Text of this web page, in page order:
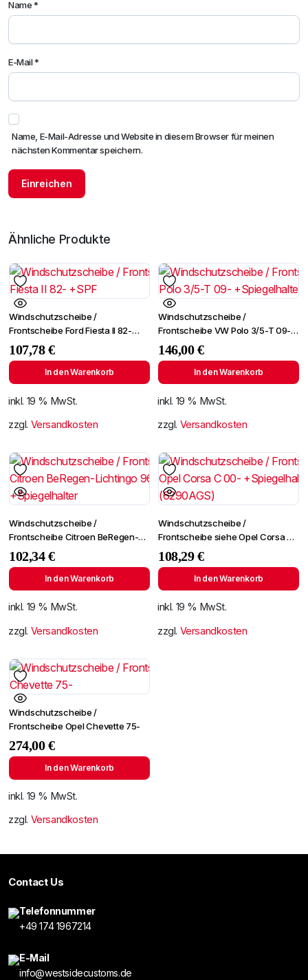
Name*
E-Mail*
Name, E-Mail-Adresse und Website in diesem Browser für meinen
nächsten Kommentar speichern.
Ähnliche Produkte
Windschutzscheibe /
Frontscheibe Ford Fiesta II 82-
+SPF
107,78€
In den Warenkorb
inkl. 19 % MwSt.
zzgl. Versandkosten
Windschutzscheibe /
Frontscheibe VW Polo 3/5-T 09-
+Spiegelhalter
146,00€
In den Warenkorb
inkl. 19 % MwSt.
zzgl. Versandkosten
Windschutzscheibe /
Frontscheibe Citroen BeRegen-
Lichtingo 96- +Spiegelhalter
102,34€
In den Warenkorb
inkl. 19 % MwSt.
zzgl. Versandkosten
Windschutzscheibe /
Frontscheibe siehe Opel Corsa C
00- +Spiegelhalter (6290AGS)
108,29€
In den Warenkorb
inkl. 19 % MwSt.
zzgl. Versandkosten
Windschutzscheibe /
Frontscheibe Opel Chevette 75-
274,00€
In den Warenkorb
inkl. 19 % MwSt.
zzgl. Versandkosten
Contact Us
Telefonnummer
+49 174 1967214
E-Mail
info@westsidecustoms.de